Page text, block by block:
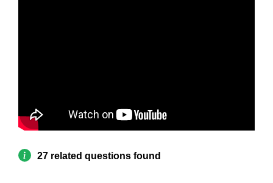
27 related questions found